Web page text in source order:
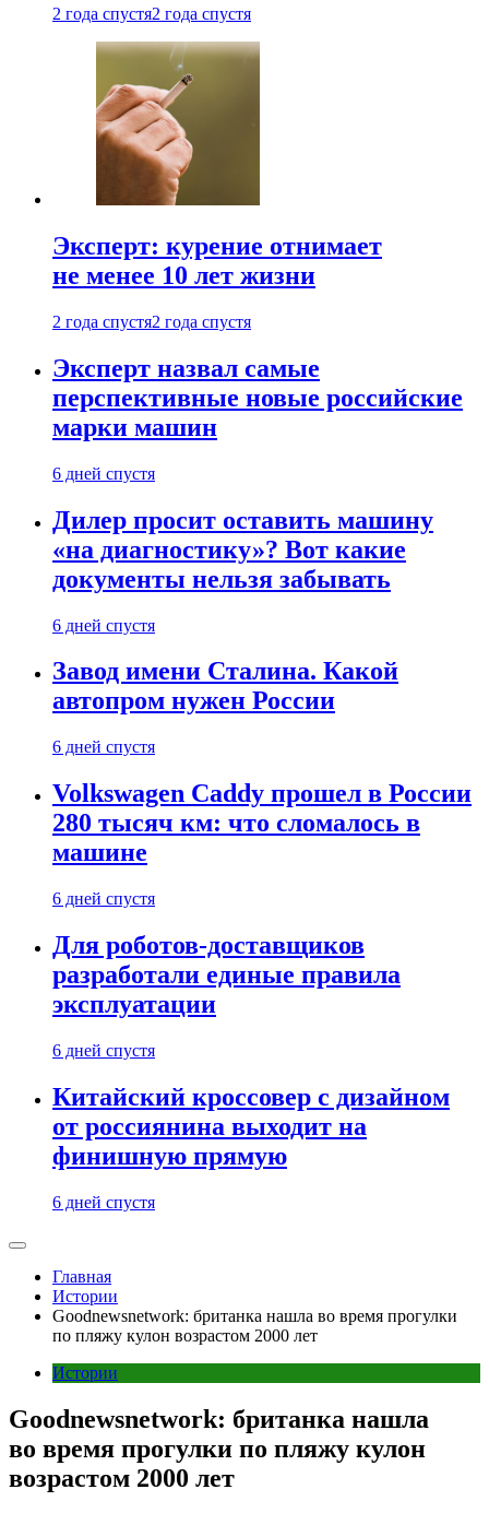
2 года спустя2 года спустя
Эксперт: курение отнимает
не менее 10 лет жизни
2 года спустя2 года спустя
Эксперт назвал самые
перспективные новые российские
марки машин
6 дней спустя
Дилер просит оставить машину
«на диагностику»? Вот какие
документы нельзя забывать
6 дней спустя
Завод имени Сталина. Какой
автопром нужен России
6 дней спустя
Volkswagen Caddy прошел в России
280 тысяч км: что сломалось в
машине
6 дней спустя
Для роботов-доставщиков
разработали единые правила
эксплуатации
6 дней спустя
Китайский кроссовер с дизайном
от россиянина выходит на
финишную прямую
6 дней спустя
Главная
Истории
Goodnewsnetwork: британка нашла во время прогулки
по пляжу кулон возрастом 2000 лет
Истории
Goodnewsnetwork: британка нашла
во время прогулки по пляжу кулон
возрастом 2000 лет